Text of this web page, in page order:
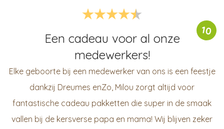
10
Een cadeau voor al onze
medewerkers!
Elke geboorte bij een medewerker van ons is een feestje
dankzij Dreumes enZo, Milou zorgt altijd voor
fantastische cadeau pakketten die super in de smaak
vallen bij de kersverse papa en mama! Wij blijven zeker